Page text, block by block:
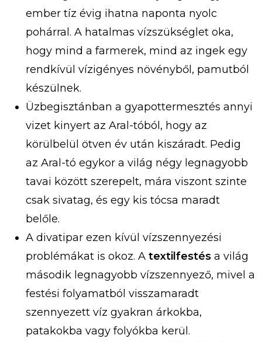
ember tíz évig ihatna naponta nyolc
pohárral. A hatalmas vízszükséglet oka,
hogy mind a farmerek, mind az ingek egy
rendkívül vízigényes növényből, pamutból
készülnek.
Üzbegisztánban a gyapottermesztés annyi
vizet kinyert az Aral-tóból, hogy az
körülbelül ötven év után kiszáradt. Pedig
az Aral-tó egykor a világ négy legnagyobb
tavai között szerepelt, mára viszont szinte
csak sivatag, és egy kis tócsa maradt
belőle.
A divatipar ezen kívül vízszennyezési
problémákat is okoz. A textilfestés a világ
második legnagyobb vízszennyező, mivel a
festési folyamatból visszamaradt
szennyezett víz gyakran árkokba,
patakokba vagy folyókba kerül.